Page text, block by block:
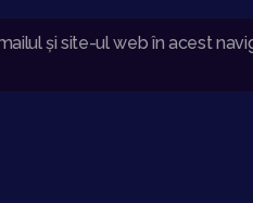
și site-ul web în acest